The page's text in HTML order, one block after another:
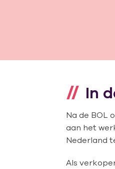
In
Na de BOL
aan het
Nederland
Als